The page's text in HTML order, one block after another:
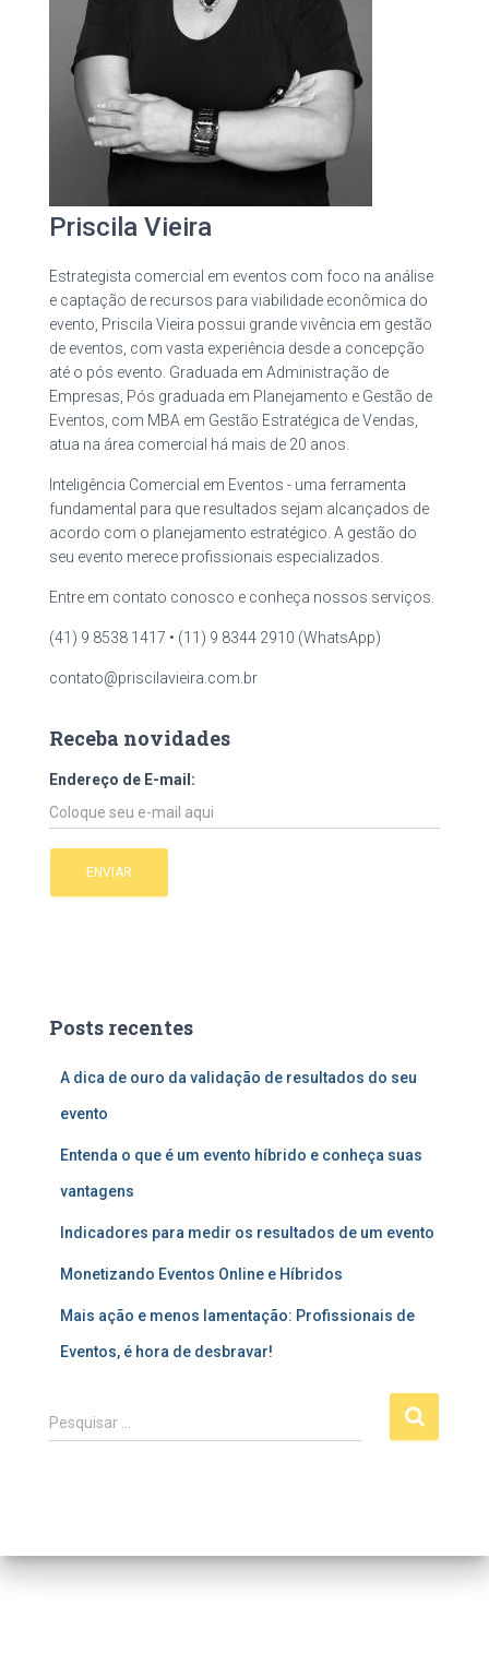
Priscila Vieira
Estrategista comercial em eventos com foco na análise
e captação de recursos para viabilidade econômica do
evento, Priscila Vieira possui grande vivência em gestão
de eventos, com vasta experiência desde a concepção
até o pós evento. Graduada em Administração de
Empresas, Pós graduada em Planejamento e Gestão de
Eventos, com MBA em Gestão Estratégica de Vendas,
atua na área comercial há mais de 20 anos.
Inteligência Comercial em Eventos - uma ferramenta
fundamental para que resultados sejam alcançados de
acordo com o planejamento estratégico. A gestão do
seu evento merece profissionais especializados.
Entre em contato conosco e conheça nossos serviços.
(41) 9 8538 1417 • (11) 9 8344 2910 (WhatsApp)
contato@priscilavieira.com.br
Receba novidades
Endereço de E-mail:
Posts recentes
A dica de ouro da validação de resultados do seu
evento
Entenda o que é um evento híbrido e conheça suas
vantagens
Indicadores para medir os resultados de um evento
Monetizando Eventos Online e Híbridos
Mais ação e menos lamentação: Profissionais de
Eventos, é hora de desbravar!
P
e
s
Pesquisar …